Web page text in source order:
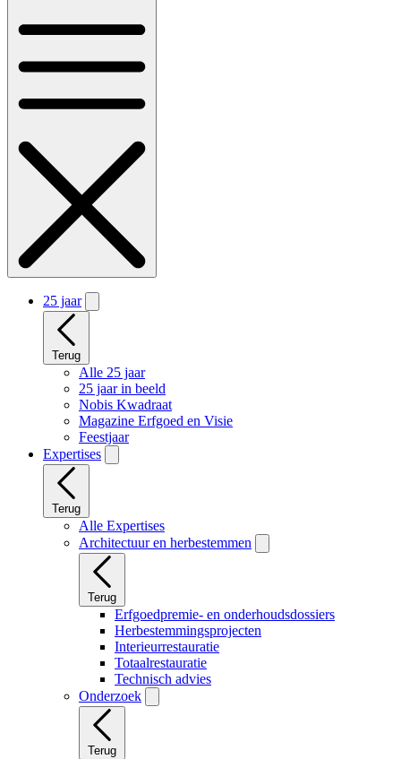
25 jaar
Terug
Alle 25 jaar
25 jaar in beeld
Nobis Kwadraat
Magazine Erfgoed en Visie
Feestjaar
Expertises
Terug
Alle Expertises
Architectuur en herbestemmen
Terug
Erfgoedpremie- en onderhoudsdossiers
Herbestemmingsprojecten
Interieurrestauratie
Totaalrestauratie
Technisch advies
Onderzoek
Terug